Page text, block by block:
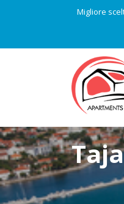
Migliore